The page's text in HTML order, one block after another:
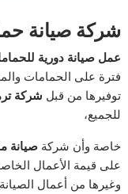
شركة صيانة
عمل صيانة دورية
فترة على الحمامات
توفيرها من قبل شركة
للجميع،
خاصة وأن شركةصيانة
على قيمة الأعمال
وغيرها من أعمال